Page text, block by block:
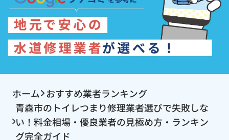
ホーム おすすめ業者ランキング
青森市のトイレつまり修理業者選びで失敗しな
い！料金相場・優良業者の見極め方・ランキン
グ完全ガイド